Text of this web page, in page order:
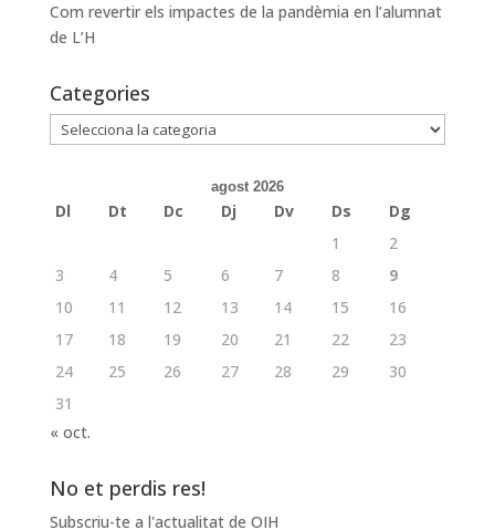
Com revertir els impactes de la pandèmia en l’alumnat
de L’H
Categories
Categories
agost 2026
Dl Dt Dc Dj Dv Ds
Dg
1
2
3
4 5 6 7 8
9
10
11 12 13 14 15
16
17
18 19 20 21 22
23
24
25 26 27 28 29
30
31
« oct.
No et perdis res!
Subscriu-te a l'actualitat de OIH